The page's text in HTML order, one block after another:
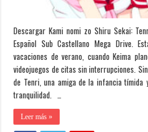
Descargar Kami nomi zo Shiru Sekai:
Español Sub Castellano Mega Drive.
vacaciones de verano, cuando Keima
videojuegos de citas sin interrupciones.
de Tenri, una amiga de la infancia
tranquilidad. …
Leer más »